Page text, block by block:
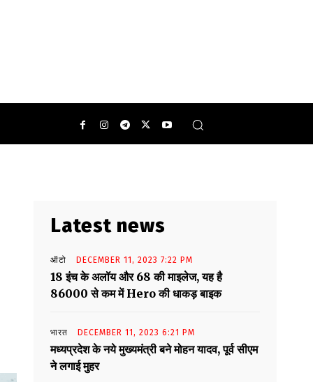
Latest news
ऑटो DECEMBER 11, 2023 7:22 PM
18 इंच के अलॉय और 68 की माइलेज, यह है
86000 से कम में Hero की धाकड़ बाइक
भारत DECEMBER 11, 2023 6:21 PM
मध्यप्रदेश के नये मुख्यमंत्री बने मोहन यादव, पूर्व सीएम
ने लगाई मुहर